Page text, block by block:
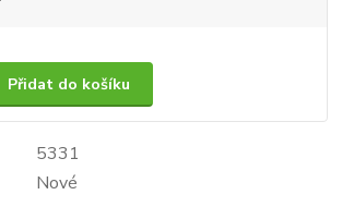
Přidat do košíku
5331
Nové